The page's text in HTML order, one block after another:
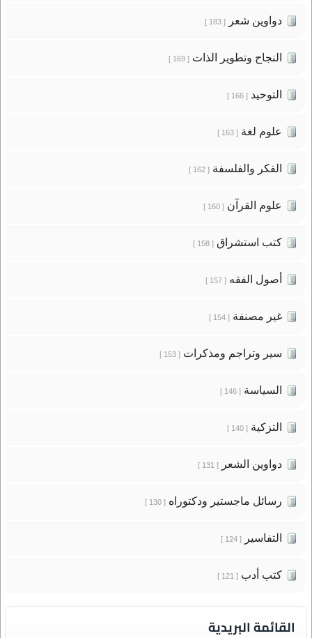
دواوين شعر[ 183 ]
النجاح وتطوير الذات[ 169 ]
التوحيد[ 166 ]
علوم لغة[ 163 ]
الفكر والفلسفة[ 162 ]
علوم القرآن[ 160 ]
كتب استشراق[ 158 ]
أصول الفقه[ 157 ]
غير مصنفة[ 154 ]
سير وتراجم ومذكرات[ 153 ]
السياسة[ 146 ]
التزكية[ 140 ]
دواوين الشعر[ 131 ]
رسائل ماجستير ودكتوراه[ 130 ]
التفاسير[ 124 ]
كتب أدب[ 121 ]
القائمة البريدية